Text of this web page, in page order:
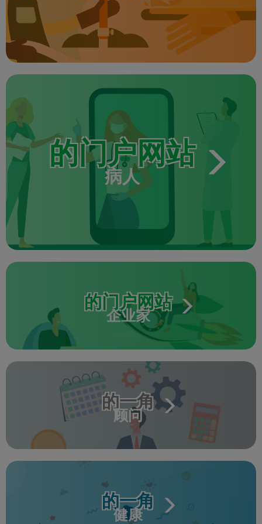
的门户网站
病人
的门户网站
企业家
的一角
顾问
的一角
健康